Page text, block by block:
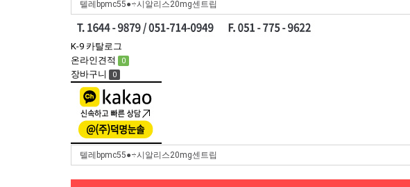
K-9 카탈로그
온라인견적
0
장바구니 0